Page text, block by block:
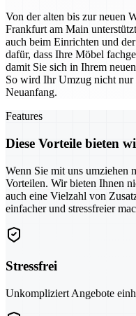
Von der alten bis zur neuen
Frankfurt am Main
auch beim Einrichten und
dafür, dass Ihre Möbel
damit Sie sich in Ihrem
So wird Ihr Umzug nicht nur
Neuanfang.
Features
Diese Vorteile bieten
Wenn Sie mit uns umziehen
Vorteilen. Wir bieten Ihnen
auch eine Vielzahl von
einfacher und stressfreier
Stressfrei
Unkompliziert Angebote